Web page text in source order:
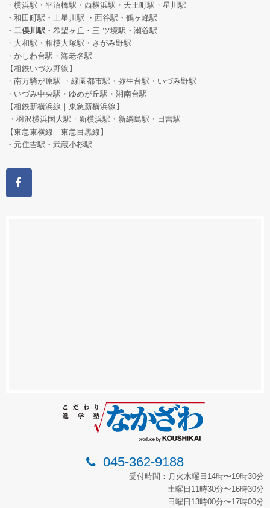
・横浜駅・平沼橋駅・西横浜駅・天王町駅・星川駅
・和田町駅 ・上星川駅 ・西谷駅・鶴ヶ峰駅
・ 二俣川駅 ・希望ヶ丘 ・三 ツ境駅・瀬谷駅
・大和駅・相模大塚駅・さがみ野駅
・かしわ台駅・海老名駅
【相鉄いづみ野線】
・南万騎が原駅 ・緑園都市駅・弥生台駅・いづみ野駅
・いづみ中央駅・ゆめが丘駅・湘南台駅
【相鉄新横浜線｜東急新横浜線】
・羽沢横浜国大駅・新横浜駅・新綱島駅・日吉駅
【東急東横線｜東急目黒線】
・元住吉駅・武蔵小杉駅
045-362-9188
受付時間：月火水曜日14時〜19時30分
土曜日11時30分〜16時30分
日曜日13時00分〜17時00分